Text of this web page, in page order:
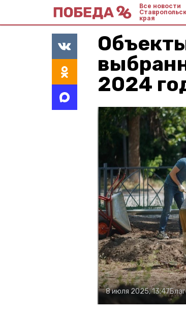
Все новости
края
2024
8 июля 2025, 13:47